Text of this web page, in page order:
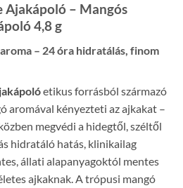
Ajakápoló – Mangós
4,8 g
– 24 óra hidratálás, finom
etikus forrásból származó
aromával kényezteti az ajkakat –
megvédi a hidegtől, széltől
hidratáló hatás, klinikailag
állati alapanyagoktól mentes
ajkaknak. A trópusi mangó